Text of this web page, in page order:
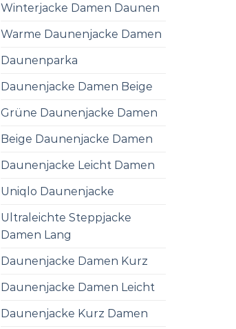
Winterjacke Damen Daunen
Warme Daunenjacke Damen
Daunenparka
Daunenjacke Damen Beige
Grüne Daunenjacke Damen
Beige Daunenjacke Damen
Daunenjacke Leicht Damen
Uniqlo Daunenjacke
Ultraleichte Steppjacke
Damen Lang
Daunenjacke Damen Kurz
Daunenjacke Damen Leicht
Daunenjacke Kurz Damen